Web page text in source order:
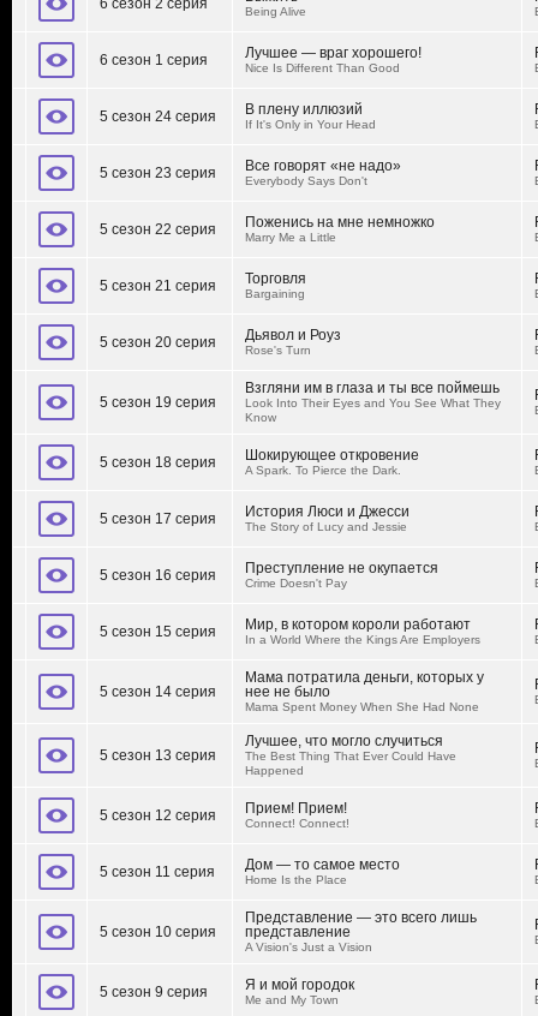
6 сезон 2 серия Being Alive
6 сезон 1 серия Лучшее — враг хорошего!
Nice Is Different Than Good
5 сезон 24 серия В плену иллюзий
If It's Only in Your Head
5 сезон 23 серия Все говорят «не надо»
Everybody Says Don't
5 сезон 22 серия Поженись на мне немножко
Marry Me a Little
5 сезон 21 серия Торговля
Bargaining
5 сезон 20 серия Дьявол и Роуз
Rose's Turn
5 сезон 19 серия
Взгляни им в глаза и ты все поймешь
Look Into Their Eyes and You See What They
Know
5 сезон 18 серия Шокирующее откровение
A Spark. To Pierce the Dark.
5 сезон 17 серия История Люси и Джесси
The Story of Lucy and Jessie
5 сезон 16 серия Преступление не окупается
Crime Doesn't Pay
5 сезон 15 серия Мир, в котором короли работают
In a World Where the Kings Are Employers
5 сезон 14 серия
Мама потратила деньги, которых у
нее не было
Mama Spent Money When She Had None
5 сезон 13 серия
Лучшее, что могло случиться
The Best Thing That Ever Could Have
Happened
5 сезон 12 серия Прием! Прием!
Connect! Connect!
5 сезон 11 серия Дом — то самое место
Home Is the Place
5 сезон 10 серия
Представление — это всего лишь
представление
A Vision's Just a Vision
5 сезон 9 серия Я и мой городок
Me and My Town